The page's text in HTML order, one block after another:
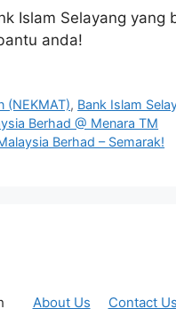
Islam Selayang yang
anda!
(NEKMAT), Bank Islam
Berhad @ Menara TM
Berhad – Semarak!
About Us Contact Us